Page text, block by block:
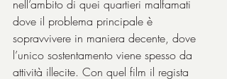
nell’ambito di quei quartieri malfamati
dove il problema principale è
sopravvivere in maniera decente, dove
l’unico sostentamento viene spesso da
attività illecite. Con quel film il regista